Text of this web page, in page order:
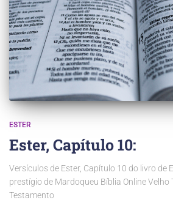
ESTER
Ester, Capítulo 10:
Versículos de Ester, Capítulo 10 do livro de
prestígio de Mardoqueu Bíblia Online Velho
Testamento